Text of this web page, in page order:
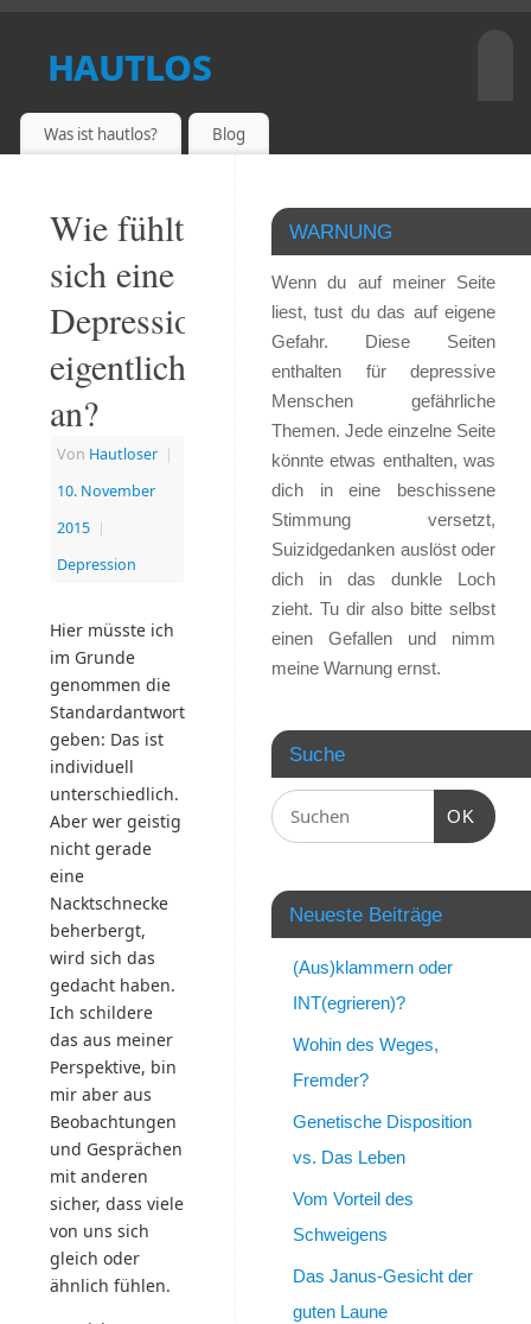
hautlos
Was ist hautlos? Blog
Wie fühlt
sich eine
Depression
eigentlich
an?
Von Hautloser |
10. November
2015 |
Depression
Hier müsste ich
im Grunde
genommen die
Standardantwort
geben: Das ist
individuell
unterschiedlich.
Aber wer geistig
nicht gerade
eine
Nacktschnecke
beherbergt,
wird sich das
gedacht haben.
Ich schildere
das aus meiner
Perspektive, bin
mir aber aus
Beobachtungen
und Gesprächen
mit anderen
sicher, dass viele
von uns sich
gleich oder
ähnlich fühlen.
WARNUNG
Wenn du auf meiner Seite
liest, tust du das auf eigene
Gefahr. Diese Seiten
enthalten für depressive
Menschen gefährliche
Themen. Jede einzelne Seite
könnte etwas enthalten, was
dich in eine beschissene
Stimmung versetzt,
Suizidgedanken auslöst oder
dich in das dunkle Loch
zieht. Tu dir also bitte selbst
einen Gefallen und nimm
meine Warnung ernst.
Suche
OK
Neueste Beiträge
(Aus)klammern oder
INT(egrieren)?
Wohin des Weges,
Fremder?
Genetische Disposition
vs. Das Leben
Vom Vorteil des
Schweigens
Das Janus-Gesicht der
guten Laune